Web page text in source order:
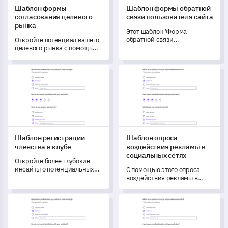
Шаблон формы
согласования целевого
рынка
Откройте потенциал вашего
целевого рынка с помощью
опроса, который стремится
понять предпочтения и
согласования клиентов.
Шаблон формы обратной
связи пользователя сайта
Этот шаблон 'Форма
обратной связи
полное представление о
поведении пользователей и
взаимодействии с сайтом.
Шаблон регистрации членства в клубе
Шаблон регистрации
членства в клубе
Откройте более глубокие
инсайты о потенциальных
предназначенного для
настройки
персонализированного
опыта.
Шаблон опроса
Шаблон опроса
воздействия рекламы в
социальных сетях
С помощью этого опроса
воздействия рекламы в
можете измерить
эффективность ваших
онлайн-промоакций и
определить области для
Шаблон опроса для стартапов Шаблон формы жалобы на